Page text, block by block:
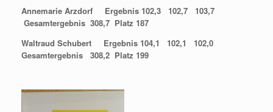
Annemarie Arzdorf Ergebnis 102,3 102,7 103,7
Gesamtergebnis 308,7 Platz 187
Waltraud Schubert Ergebnis 104,1 102,1 102,0
Gesamtergebnis 308,2 Platz 199